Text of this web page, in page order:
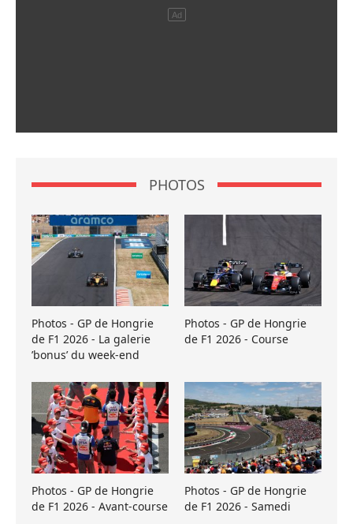
PHOTOS
Photos - GP de Hongrie
de F1 2026 - La galerie
’bonus’ du week-end
Photos - GP de Hongrie
de F1 2026 - Course
Photos - GP de Hongrie
de F1 2026 - Avant-course
Photos - GP de Hongrie
de F1 2026 - Samedi